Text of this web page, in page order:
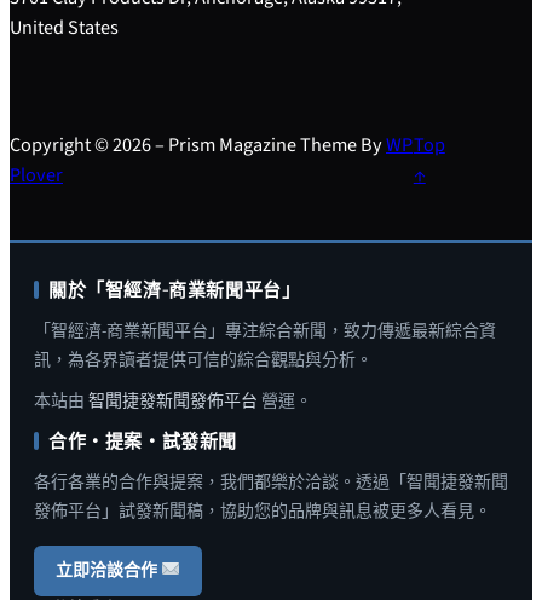
United States
Copyright © 2026 – Prism Magazine Theme ByWP
Plover
Top
↑
關於「智經濟-商業新聞平台」
「智經濟-商業新聞平台」專注綜合新聞，致力傳遞最新綜合資
訊，為各界讀者提供可信的綜合觀點與分析。
本站由 智聞捷發新聞發佈平台 營運。
合作・提案・試發新聞
各行各業的合作與提案，我們都樂於洽談。透過「智聞捷發新聞
發佈平台」試發新聞稿，協助您的品牌與訊息被更多人看見。
立即洽談合作